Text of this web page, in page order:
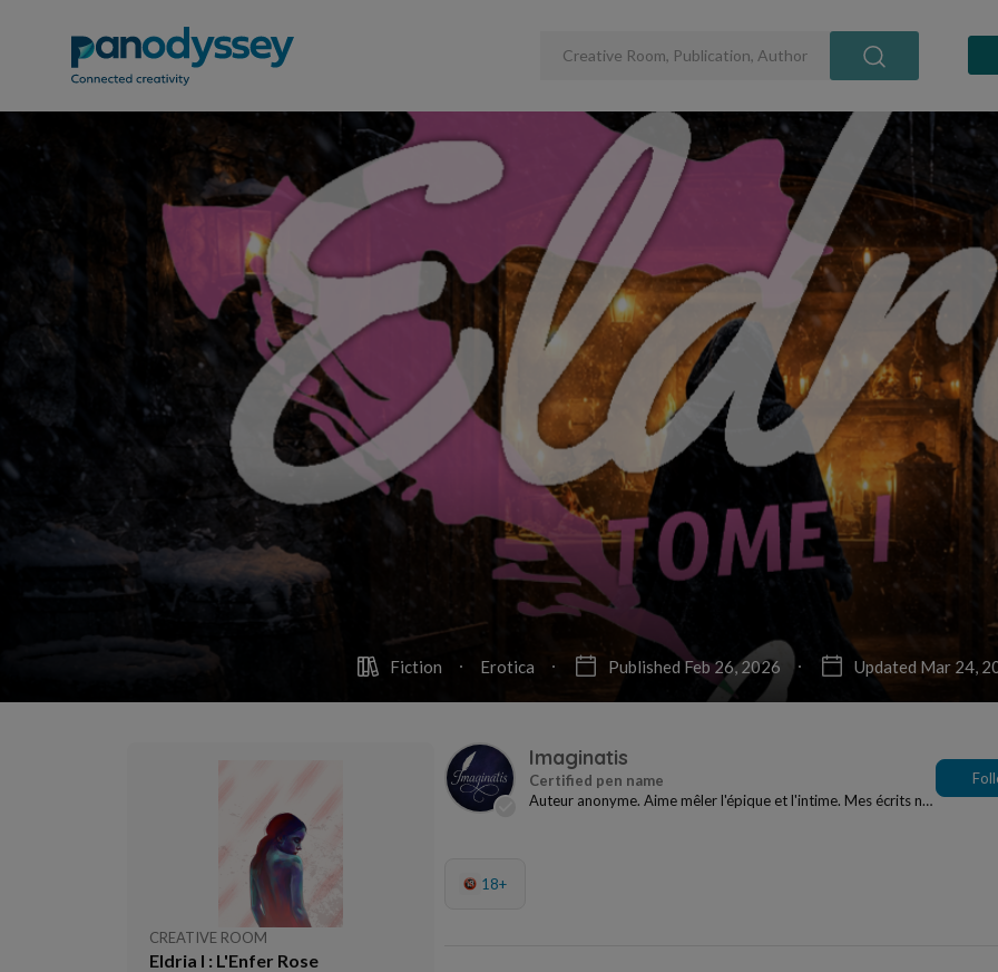
Fiction Erotica Published Feb 26, 2026 Updated Mar 24,
CREATIVE ROOM
Eldria I : L'Enfer Rose
Imaginatis
Auteur anonyme. Aime mêler l'épique et l'intime. Mes écrits ne
18+